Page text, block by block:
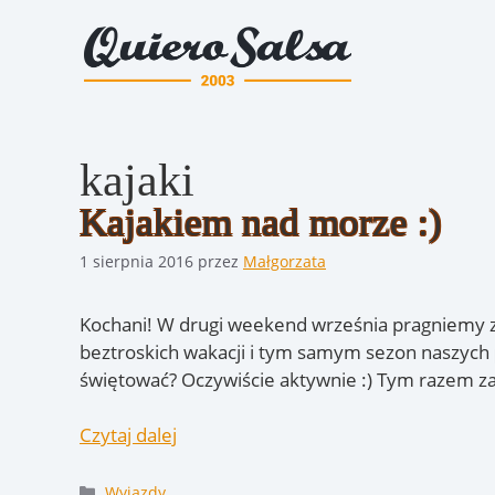
kajaki
Kajakiem nad morze :)
1 sierpnia 2016 przez Małgorzata
Kochani! W drugi weekend września
beztroskich wakacji i tym samym sezon
świętować? Oczywiście aktywnie :) Tym razem
Czytaj dalej